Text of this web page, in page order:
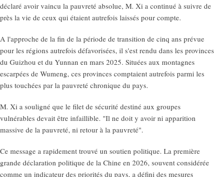
déclaré avoir vaincu la pauvreté absolue, M. Xi a continué à suivre de
près la vie de ceux qui étaient autrefois laissés pour compte.
A l'approche de la fin de la période de transition de cinq ans prévue
pour les régions autrefois défavorisées, il s'est rendu dans les provinces
du Guizhou et du Yunnan en mars 2025. Situées aux montagnes
escarpées de Wumeng, ces provinces comptaient autrefois parmi les
plus touchées par la pauvreté chronique du pays.
M. Xi a souligné que le filet de sécurité destiné aux groupes
vulnérables devait être infaillible. "Il ne doit y avoir ni apparition
massive de la pauvreté, ni retour à la pauvreté".
Ce message a rapidement trouvé un soutien politique. La première
grande déclaration politique de la Chine en 2026, souvent considérée
comme un indicateur des priorités du pays, a défini des mesures